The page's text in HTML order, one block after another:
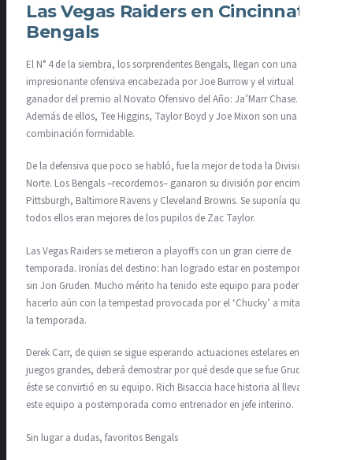
Las Vegas Raiders en Cincinnati
Bengals
El N° 4 de la siembra, los sorprendentes Bengals, llegan con una
impresionante ofensiva encabezada por Joe Burrow y el virtual
ganador del premio al Novato Ofensivo del Año: Ja’Marr Chase.
Además de ellos, Tee Higgins, Taylor Boyd y Joe Mixon son una
combinación formidable.
De la defensiva que poco se habló, fue la mejor de toda la División
Norte. Los Bengals –recordemos– ganaron su división por encima de
Pittsburgh, Baltimore Ravens y Cleveland Browns. Se suponía que
todos ellos eran mejores de los pupilos de Zac Taylor.
Las Vegas Raiders se metieron a playoffs con un gran cierre de
temporada. Ironías del destino: han logrado estar en postemporada
sin Jon Gruden. Mucho mérito ha tenido este equipo para poder
hacerlo aún con la tempestad provocada por el ‘Chucky’ a mitad de
la temporada.
Derek Carr, de quien se sigue esperando actuaciones estelares en
juegos grandes, deberá demostrar por qué desde que se fue Gruden,
éste se convirtió en su equipo. Rich Bisaccia hace historia al llevar a
este equipo a postemporada como entrenador en jefe interino.
Sin lugar a dudas, favoritos Bengals